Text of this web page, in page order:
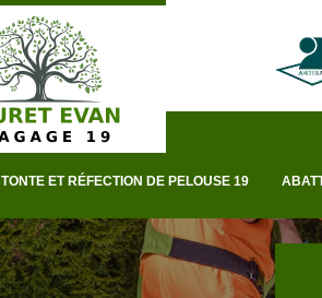
TONTE ET RÉFECTION DE PELOUSE 19